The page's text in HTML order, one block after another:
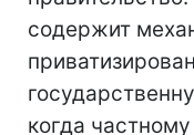
содержит
когда